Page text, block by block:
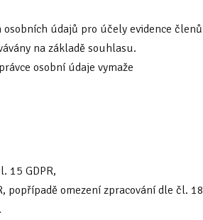
osobních údajů pro účely evidence
na základě souhlasu.
osobní údaje vymaže
15 GDPR,
popřípadě omezení zpracování dle čl. 18